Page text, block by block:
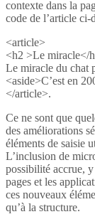
contexte dans la
code de l’article ci-
<article>
<h2 >Le miracle</
Le miracle du chat
<aside>C’est en
</article>.
Ce ne sont que
des améliorations
éléments de saisie
L’inclusion de
possibilité accrue,
pages et les
ces nouveaux
qu’à la structure.